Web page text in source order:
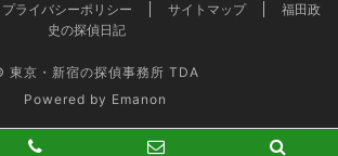
プライバシーポリシー サイトマップ
福田政
史の探偵日記
東京・新宿の探偵事務所 TDA
Powered by Emanon